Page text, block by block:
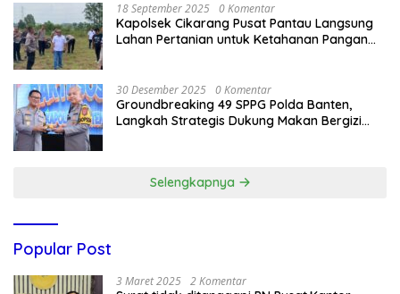
18 September 2025 0 Komentar
Kapolsek Cikarang Pusat Pantau Langsung
Lahan Pertanian untuk Ketahanan Pangan
30 Desember 2025 0 Komentar
Groundbreaking 49 SPPG Polda Banten,
Langkah Strategis Dukung Makan Bergizi
Selengkapnya
Popular Post
3 Maret 2025 2 Komentar